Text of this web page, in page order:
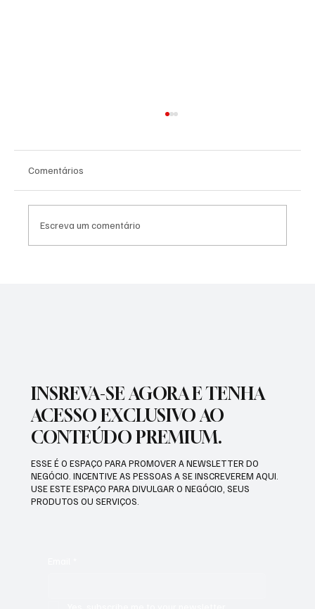
Comentários
Escreva um comentário
INSREVA-SE AGORA E TENHA
ACESSO EXCLUSIVO AO
CONTEÚDO PREMIUM.
ESSE É O ESPAÇO PARA PROMOVER A NEWSLETTER DO
NEGÓCIO. INCENTIVE AS PESSOAS A SE INSCREVEREM AQUI.
USE ESTE ESPAÇO PARA DIVULGAR O NEGÓCIO, SEUS
PRODUTOS OU SERVIÇOS.